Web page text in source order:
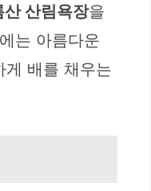
산 산림욕장을
는 아름다운
게 배를 채우는